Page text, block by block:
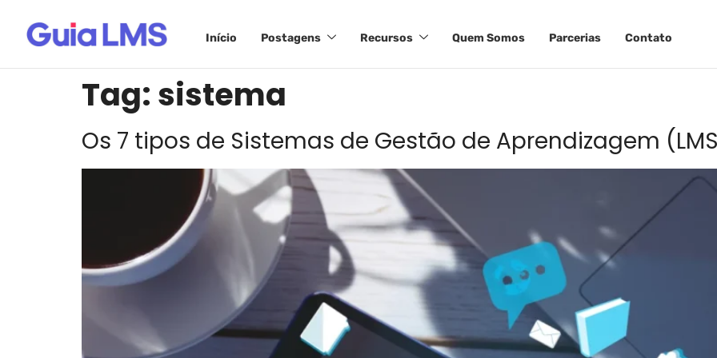
Início Postagens Recursos Quem Somos Parcerias Contato
Tag: sistema
Os 7 tipos de Sistemas de Gestão de Aprendizagem